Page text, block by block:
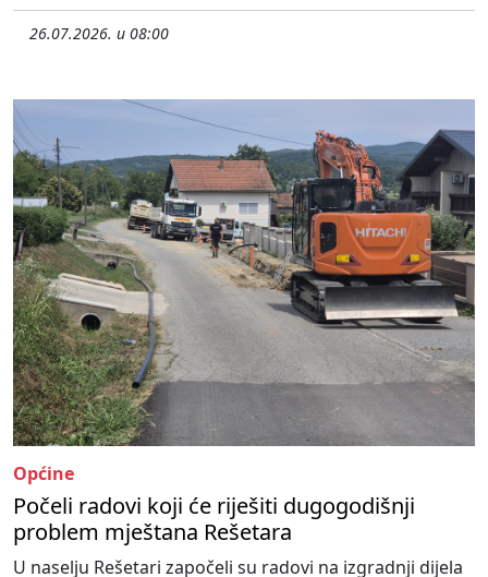
26.07.2026. u 08:00
Općine
Počeli radovi koji će riješiti dugogodišnji
problem mještana Rešetara
U naselju Rešetari započeli su radovi na izgradnji dijela